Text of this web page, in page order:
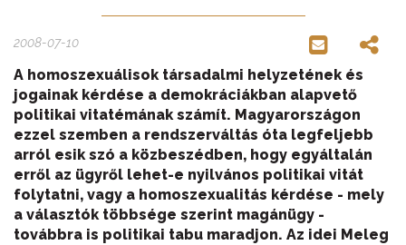
2008-07-10
A homoszexuálisok társadalmi helyzetének és
jogainak kérdése a demokráciákban alapvető
politikai vitatémának számít. Magyarországon
ezzel szemben a rendszerváltás óta legfeljebb
arról esik szó a közbeszédben, hogy egyáltalán
erről az ügyről lehet-e nyilvános politikai vitát
folytatni, vagy a homoszexualitás kérdése - mely
a választók többsége szerint magánügy -
továbbra is politikai tabu maradjon. Az idei Meleg